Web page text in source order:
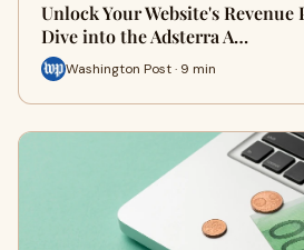
Unlock Your Website's Revenue
Dive into the Adsterra A…
Washington Post · 9 min